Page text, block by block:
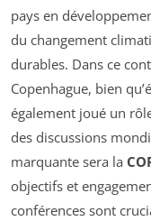
pays en
du changement
durables. Dans ce
Copenhague, bien
également joué un
des discussions
marquante sera la
objectifs et
conférences sont